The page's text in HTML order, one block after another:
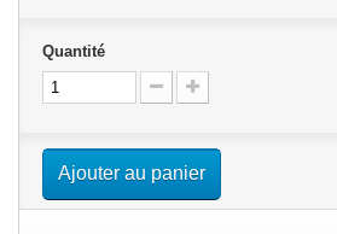
Quantité
Ajouter au panier